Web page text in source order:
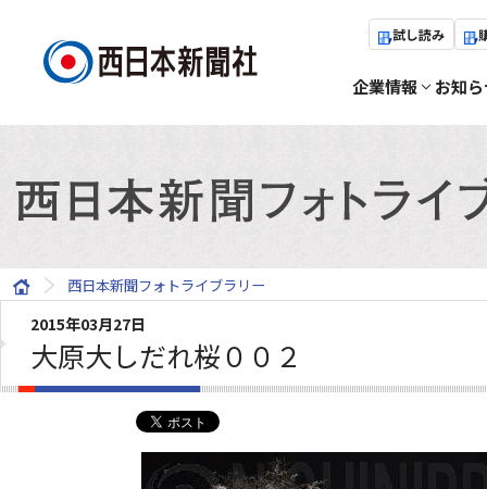
試し読み
企業情報 お知
西日本新聞フォトライブラリー
2015年03月27日
大原大しだれ桜００２